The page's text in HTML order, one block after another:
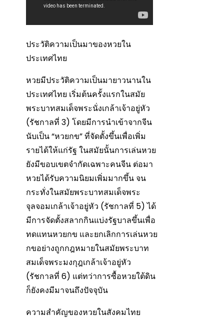
ประวัติความเป็นมาของหวยใน
ประเทศไทย
หวยมีประวัติความเป็นมายาวนานใน
ประเทศไทย เริ่มต้นครั้งแรกในสมัย
พระบาทสมเด็จพระนั่งเกล้าเจ้าอยู่หัว
(รัชกาลที่ 3) โดยมีการนำเข้าจากจีน
นับเป็น “หวยกข” ที่จัดตั้งขึ้นเพื่อเพิ่ม
รายได้ให้แก่รัฐ ในสมัยนั้นการเล่นหวย
ยังมีขอบเขตจำกัดเฉพาะคนจีน ต่อมา
หวยได้รับความนิยมเพิ่มมากขึ้น จน
กระทั่งในสมัยพระบาทสมเด็จพระ
จุลจอมเกล้าเจ้าอยู่หัว (รัชกาลที่ 5) ได้
มีการจัดตั้งสลากกินแบ่งรัฐบาลขึ้นเพื่อ
ทดแทนหวยกข และยกเลิกการเล่นหวย
กขอย่างถูกกฎหมายในสมัยพระบาท
สมเด็จพระมงกุฎเกล้าเจ้าอยู่หัว
(รัชกาลที่ 6) แต่ทว่าการซื้อหวยใต้ดิน
ก็ยังคงมีมาจนถึงปัจจุบัน
ความสำคัญของหวยในสังคมไทย